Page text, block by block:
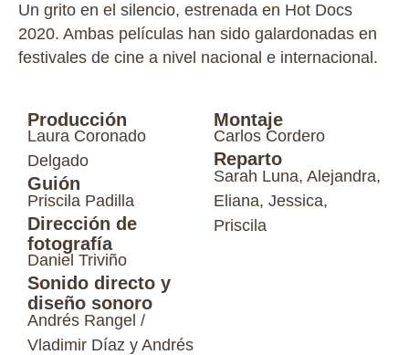
Un grito en el silencio, estrenada en Hot Docs
2020. Ambas películas han sido galardonadas en
festivales de cine a nivel nacional e internacional.
Producción
Laura Coronado
Delgado
Guión
Priscila Padilla
Dirección de
fotografía
Daniel Triviño
Sonido directo y
diseño sonoro
Andrés Rangel /
Vladimir Díaz y Andrés
Montaje
Carlos Cordero
Reparto
Sarah Luna, Alejandra,
Eliana, Jessica,
Priscila